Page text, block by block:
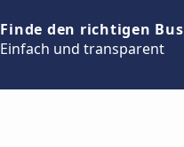
Finde den richtigen Bus
Einfach und transparent